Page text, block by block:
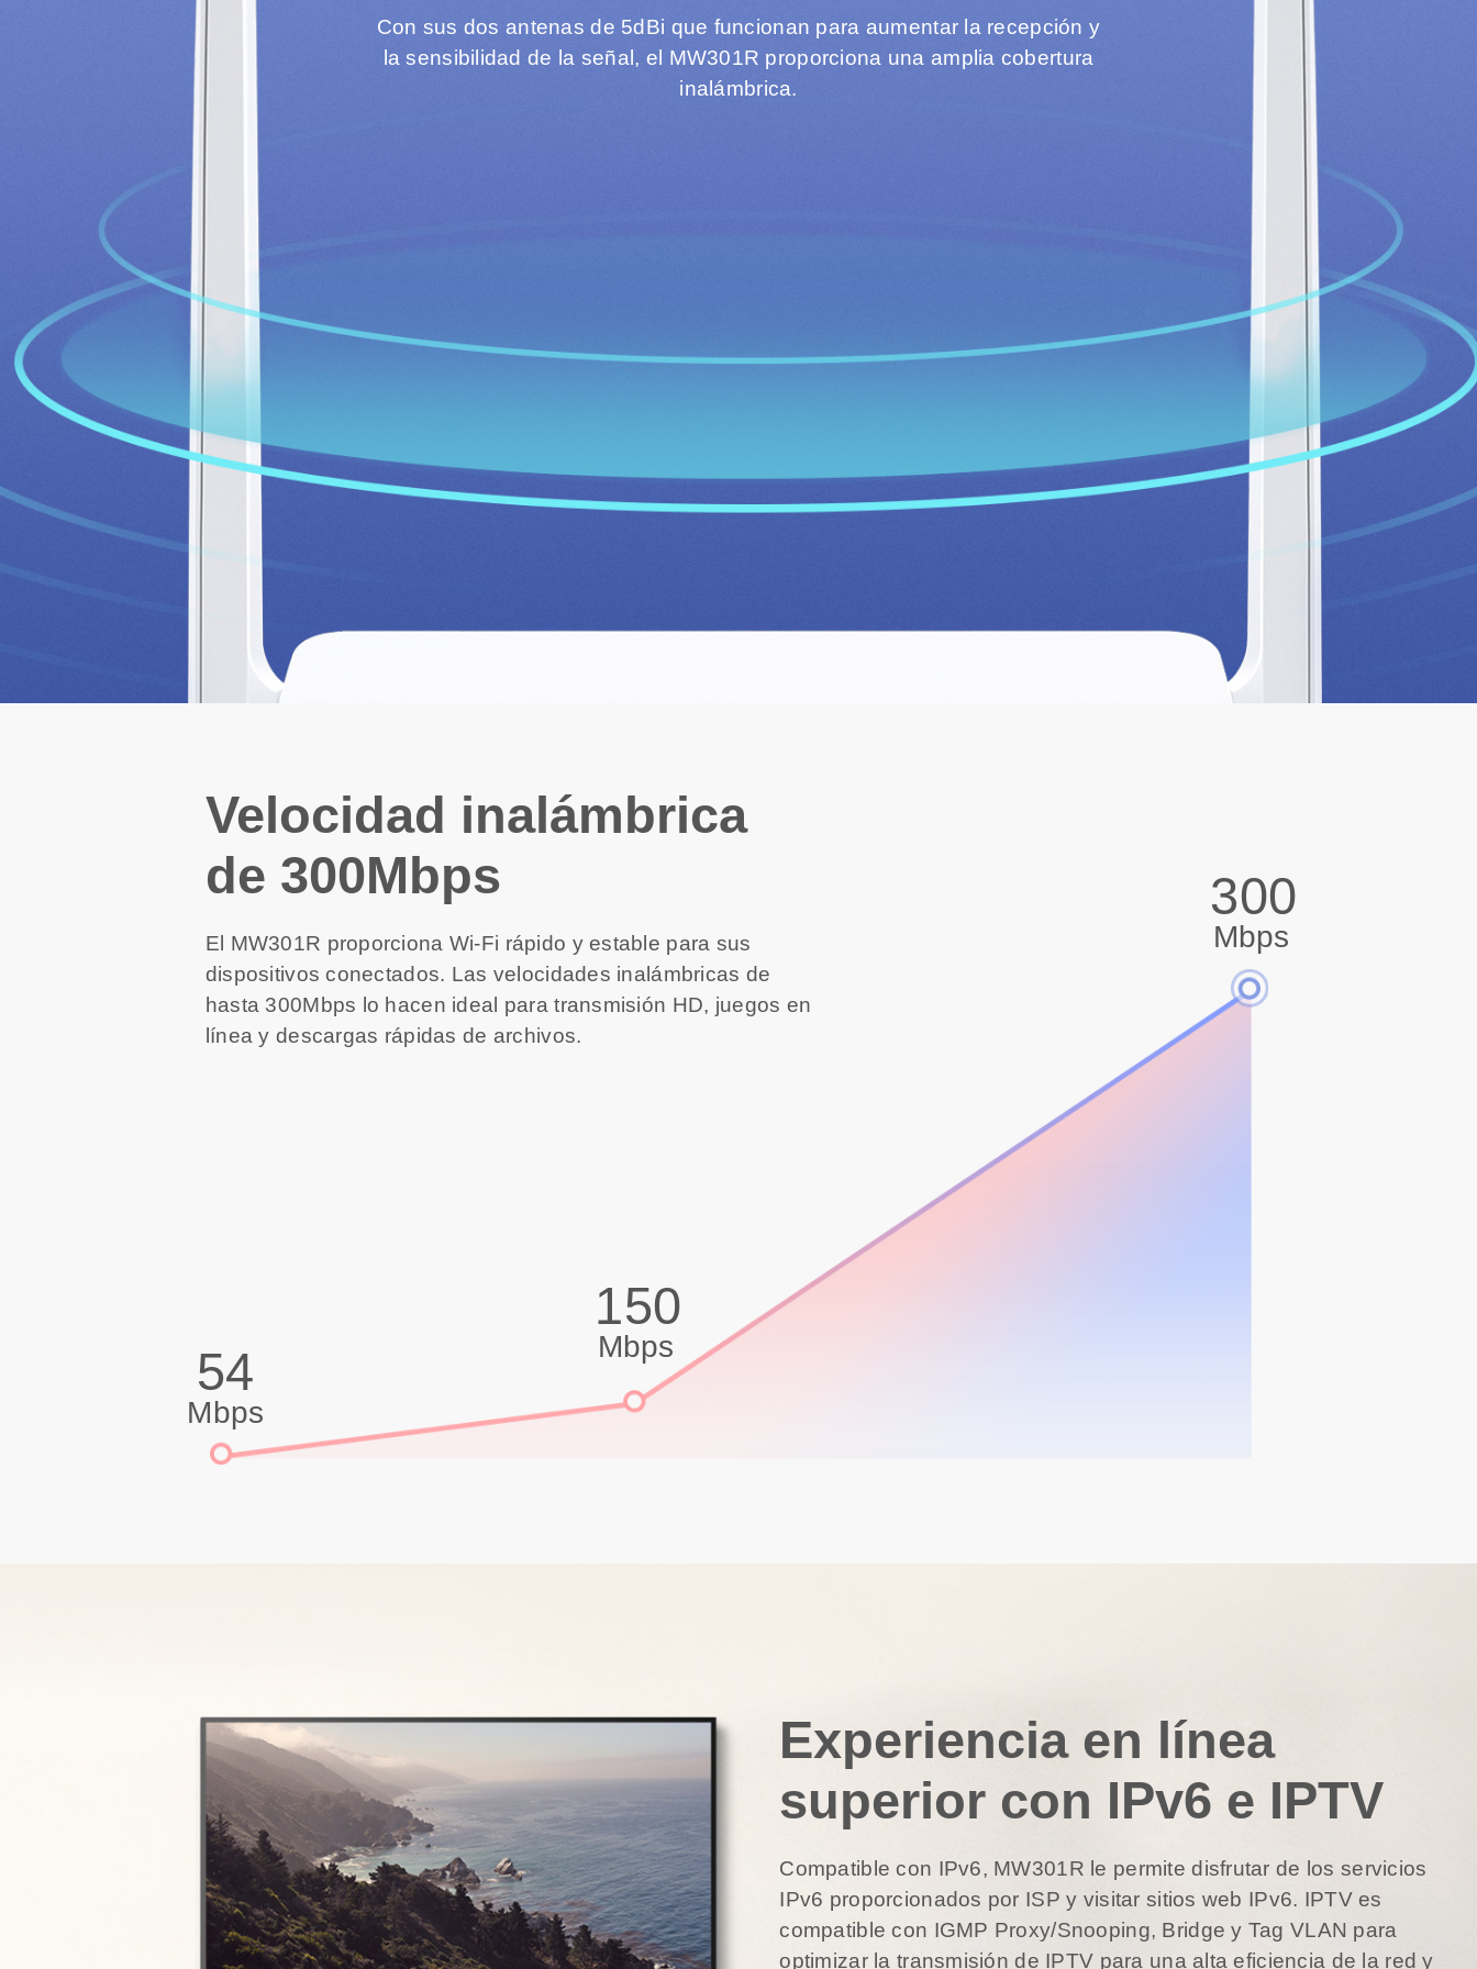
Con sus dos antenas de 5dBi que funcionan para aumentar la recepción y
la sensibilidad de la señal, el MW301R proporciona una amplia cobertura
inalámbrica.
Velocidad inalámbrica
de 300Mbps
El MW301R proporciona Wi-Fi rápido y estable para sus
dispositivos conectados. Las velocidades inalámbricas de
hasta 300Mbps lo hacen ideal para transmisión HD, juegos en
línea y descargas rápidas de archivos.
54
Mbps
150
Mbps
300
Mbps
Experiencia en línea
superior con IPv6 e IPTV
Compatible con IPv6, MW301R le permite disfrutar de los servicios
IPv6 proporcionados por ISP y visitar sitios web IPv6. IPTV es
compatible con IGMP Proxy/Snooping, Bridge y Tag VLAN para
optimizar la transmisión de IPTV para una alta eficiencia de la red y